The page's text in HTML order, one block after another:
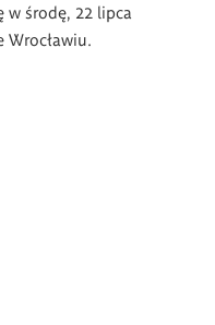
w środę, 22 lipca
Wrocławiu.